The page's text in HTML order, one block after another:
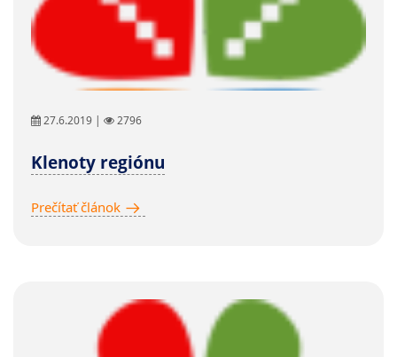
27.6.2019 | 2796
Klenoty regiónu
Prečítať článok